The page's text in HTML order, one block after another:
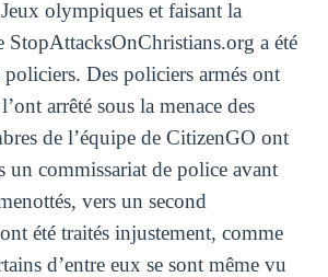
olympiques et faisant la
a été
policiers. Des policiers armés ont
arrêté sous la menace des
de l’équipe de CitizenGO ont
un commissariat de police avant
vers un second
été traités injustement, comme
d’entre eux se sont même vu